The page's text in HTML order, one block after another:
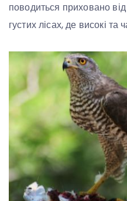
поводиться приховано
густих лісах, де високі та